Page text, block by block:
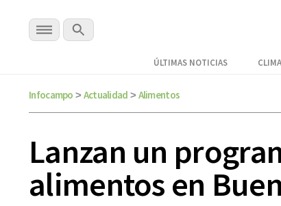
ÚLTIMAS NOTICIAS CLIMA
Infocampo > Actualidad > Alimentos
Lanzan un
alimentos en